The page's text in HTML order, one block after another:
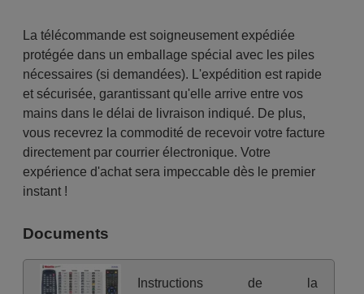
La télécommande est soigneusement expédiée
protégée dans un emballage spécial avec les piles
nécessaires (si demandées). L'expédition est rapide
et sécurisée, garantissant qu'elle arrive entre vos
mains dans le délai de livraison indiqué. De plus,
vous recevrez la commodité de recevoir votre facture
directement par courrier électronique. Votre
expérience d'achat sera impeccable dès le premier
instant !
Documents
Instructions de la